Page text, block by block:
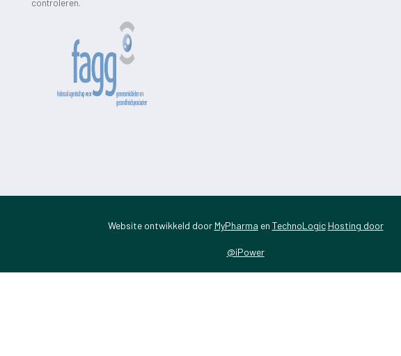
controleren.
Website ontwikkeld door MyPharma en TechnoLogic Hosting door
@iPower